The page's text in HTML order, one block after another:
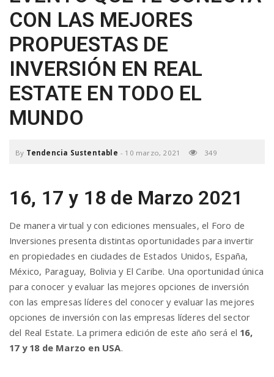
a
i
g
o
n
CON LAS MEJORES
PROPUESTAS DE
INVERSIÓN EN REAL
ESTATE EN TODO EL
MUNDO
By Tendencia Sustentable - 10 marzo, 2021 349
16, 17 y 18 de Marzo 2021
De manera virtual y con ediciones mensuales, el Foro de
Inversiones presenta distintas oportunidades para invertir
en propiedades en ciudades de Estados Unidos, España,
México, Paraguay, Bolivia y El Caribe. Una oportunidad única
para conocer y evaluar las mejores opciones de inversión
con las empresas líderes del conocer y evaluar las mejores
opciones de inversión con las empresas líderes del sector
del Real Estate. La primera edición de este año será el 16,
17 y 18 de Marzo en USA.